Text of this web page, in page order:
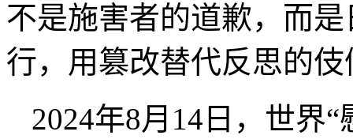
不是施害者的道歉，而
行，用篡改替代反思的伎
2024年8月14日，世界